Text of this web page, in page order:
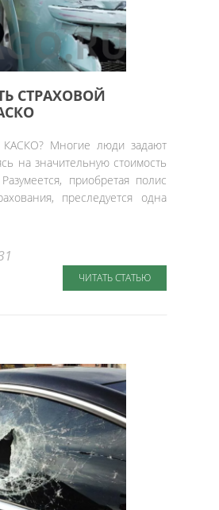
СТРАХОВОЙ
КАСКО? Многие люди задают
на значительную стоимость
приобретая полис
преследуется одна
ЧИТАТЬ СТАТЬЮ